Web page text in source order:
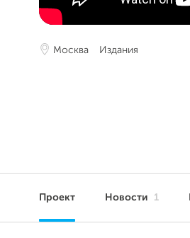
Москва Издания
Проект Новости 1